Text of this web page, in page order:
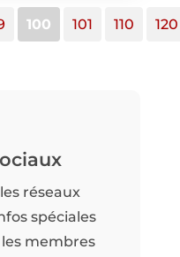
100 101 110 120
réseaux
spéciales
membres